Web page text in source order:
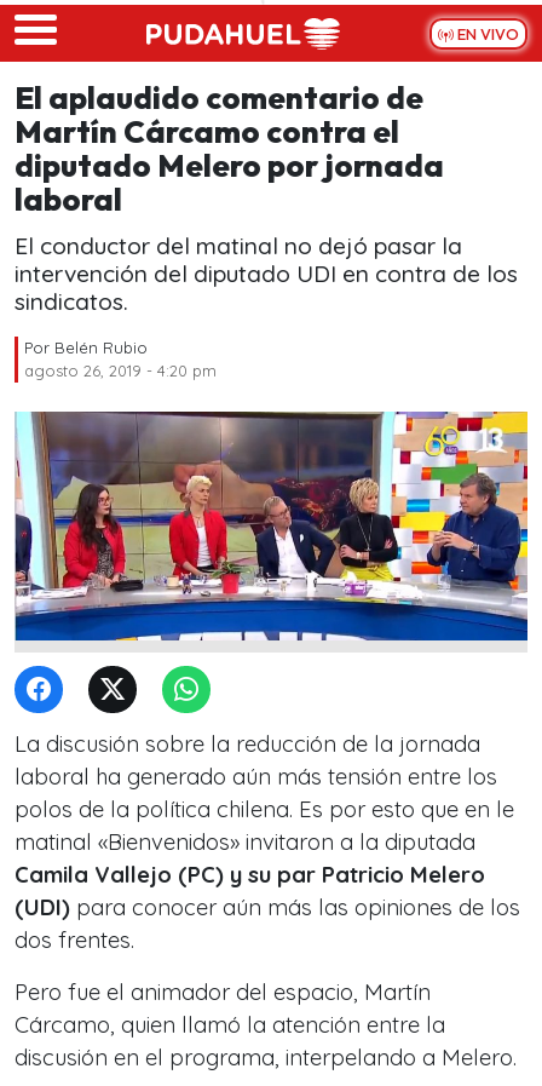
Skip to main content
EN VIVO
El aplaudido comentario de
Martín Cárcamo contra el
diputado Melero por jornada
laboral
El conductor del matinal no dejó pasar la
intervención del diputado UDI en contra de los
sindicatos.
Por Belén Rubio
agosto 26, 2019 - 4:20 pm
La discusión sobre la reducción de la jornada
laboral ha generado aún más tensión entre los
polos de la política chilena. Es por esto que en le
matinal «Bienvenidos» invitaron a la diputada
Camila Vallejo (PC) y su par Patricio Melero
(UDI) para conocer aún más las opiniones de los
dos frentes.
Pero fue el animador del espacio, Martín
Cárcamo, quien llamó la atención entre la
discusión en el programa, interpelando a Melero.